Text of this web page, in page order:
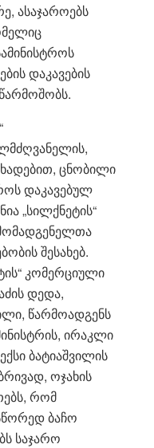
ასაჯაროებს
დაკავების
ცნობილი
დაკავებულ
„სილქნეტის“
შესახებ.
კომერციული
დედა,
წარმოადგენს
ირაკლი
ბატიაშვილის
ოჯახის
რომ
ბაჩო
საჯარო